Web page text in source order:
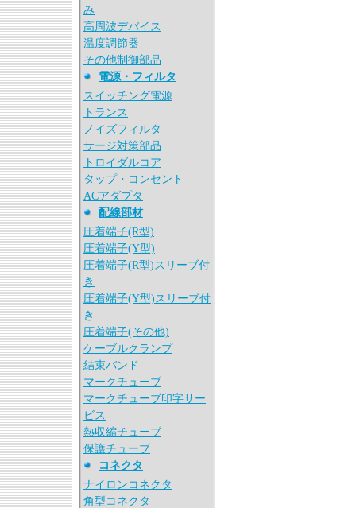
み
高周波デバイス
温度調節器
その他制御部品
電源・フィルタ
スイッチング電源
トランス
ノイズフィルタ
サージ対策部品
トロイダルコア
タップ・コンセント
ACアダプタ
配線部材
圧着端子(R型)
圧着端子(Y型)
圧着端子(R型)スリーブ付
き
圧着端子(Y型)スリーブ付
き
圧着端子(その他)
ケーブルクランプ
結束バンド
マークチューブ
マークチューブ印字サー
ビス
熱収縮チューブ
保護チューブ
コネクタ
ナイロンコネクタ
角型コネクタ